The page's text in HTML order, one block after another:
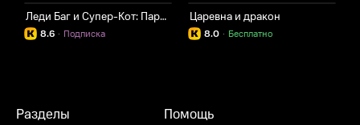
Леди Баг и Супер-Кот: Париж
8.6 Подписка
·
Царевна и дракон
8.0 Бесплатно
·
Разделы Помощь